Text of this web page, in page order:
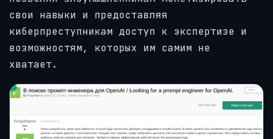
свои навыки и предоставляя
киберпреступникам доступ к экспертизе и
возможностям, которых им самим не
хватает.